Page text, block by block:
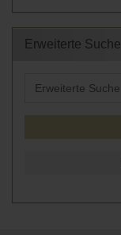
Erweiterte Suche
Suche